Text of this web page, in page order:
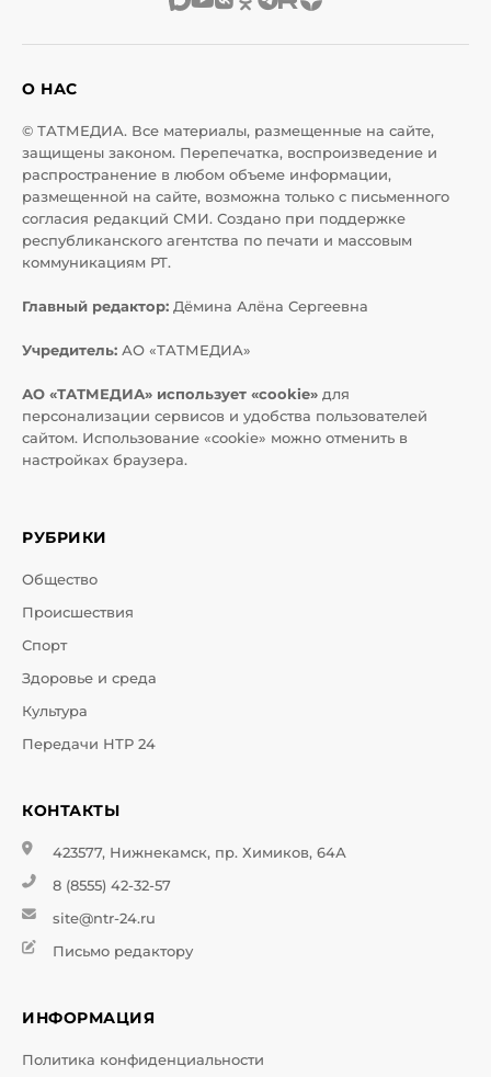
О НАС
© ТАТМЕДИА. Все материалы, размещенные на сайте,
защищены законом. Перепечатка, воспроизведение и
распространение в любом объеме информации,
размещенной на сайте, возможна только с письменного
согласия редакций СМИ. Создано при поддержке
республиканского агентства по печати и массовым
коммуникациям РТ.
Главный редактор: Дёмина Алёна Сергеевна
Учредитель: АО «ТАТМЕДИА»
АО «ТАТМЕДИА» использует «cookie» для
персонализации сервисов и удобства пользователей
сайтом. Использование «cookie» можно отменить в
настройках браузера.
РУБРИКИ
Общество
Происшествия
Спорт
Здоровье и среда
Культура
Передачи НТР 24
КОНТАКТЫ
423577, Нижнекамск, пр. Химиков, 64А
8 (8555) 42-32-57
site@ntr-24.ru
Письмо редактору
ИНФОРМАЦИЯ
Политика конфиденциальности